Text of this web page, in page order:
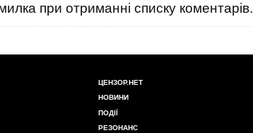
при отриманні списку коментарів.
ЦЕНЗОР.НЕТ
НОВИНИ
ПОДІЇ
РЕЗОНАНС